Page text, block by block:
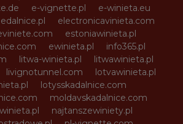
e-vignette.pl
e-winieta.eu
edalnice.pl
electronicavinieta.com
estoniawinieta.pl
ewinieta.pl
info365.pl
litwa-winieta.pl
litwawinieta.pl
livignotunnel.com
lotvawinieta.pl
lotysskadalnice.com
moldavskadalnice.com
najtanszewiniety.pl